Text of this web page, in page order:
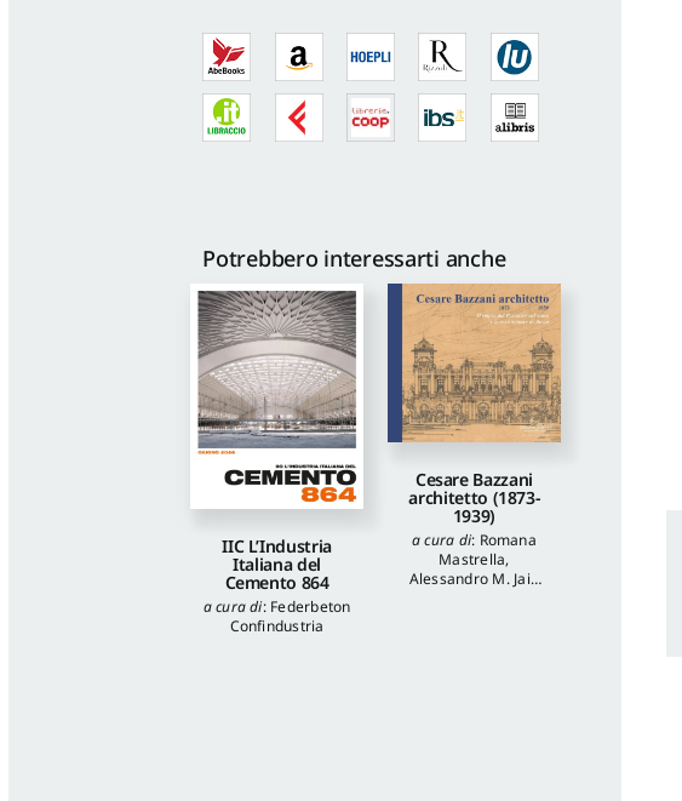
quantità
Potrebbero interessarti anche
IIC L’Industria
Italiana del
Cemento 864
a cura di: Federbeton
Confindustria
Cesare Bazzani
architetto (1873-
1939)
a cura di: Romana
Mastrella,
Alessandro M. Jaia